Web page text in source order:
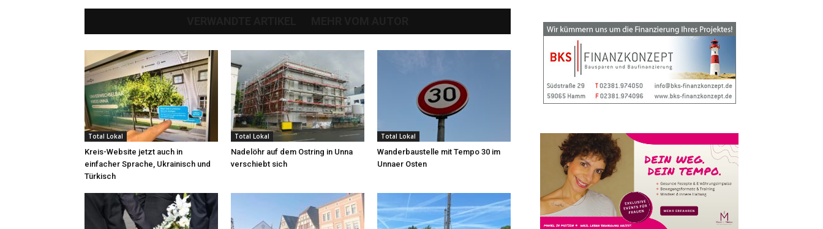
Total Lokal
Kreis-Website jetzt auch in
einfacher Sprache, Ukrainisch und
Türkisch
Total Lokal
Nadelöhr auf dem Ostring in Unna
verschiebt sich
Total Lokal
Wanderbaustelle mit Tempo 30 im
Unnaer Osten